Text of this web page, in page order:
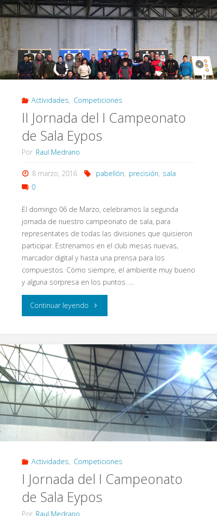
Final
I
Campeonato
Actividades, Competiciones
II Jornada del I Campeonato
de Sala Eypos
Por Raul Medrano
8 marzo, 2016 pabellón, precisión, sala
0
El domingo 06 de Marzo, celebramos la segunda
jornada de nuestro campeonato de sala, para
representates de todas las divisiones que quisieron
participar. Estrenamos en el club mesas nuevas,
marcador digital y hasta una prensa para los
compuestos. Cómo siempre, el ambiente muy bueno
y alguna sorpresa en los puntos. …
Continuar leyendo "II
del
I
Campeonato
de
Sala
Actividades, Competiciones
I Jornada del I Campeonato
de Sala Eypos
Por Raul Medrano